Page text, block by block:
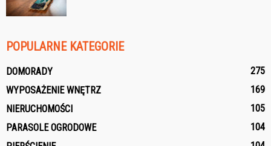
POPULARNE KATEGORIE
DOMORADY
275
WYPOSAŻENIE WNĘTRZ
169
NIERUCHOMOŚCI
105
PARASOLE OGRODOWE
104